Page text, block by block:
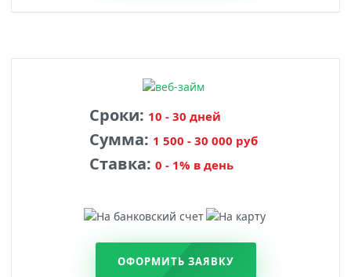
Сроки: 10 - 30 дней
Сумма: 1 500 - 30 000 руб
Ставка: 0 - 1% в день
ОФОРМИТЬ ЗАЯВКУ